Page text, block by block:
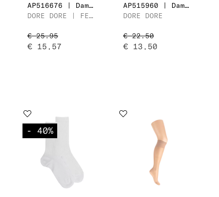
AP516676 | Dames Kuitsok
DORE DORE | FEUILLES ONDULÉES LUREX
€ 25.95
€ 15.57
AP515960 | Dames Kuitsok
DORE DORE
€ 22.50
€ 13.50
- 40%